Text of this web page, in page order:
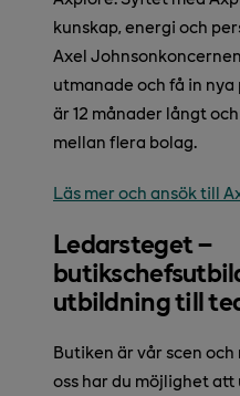
kunskap, energi och
Axel
utmanade och få in
är 12 månader långt
mellan flera bolag.
Läs mer och ansök till
Ledarsteget –
utbildning till
Butiken är vår scen
oss har du möjlighet